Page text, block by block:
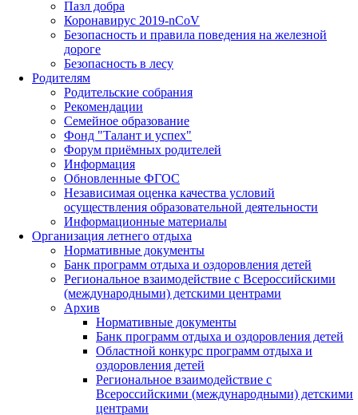
Пазл добра
Коронавирус 2019-nCoV
Безопасность и правила поведения на железной
дороге
Безопасность в лесу
Родителям
Родительские собрания
Рекомендации
Семейное образование
Фонд "Талант и успех"
Форум приёмных родителей
Информация
Обновленные ФГОС
Независимая оценка качества условий
осуществления образовательной деятельности
Информационные материалы
Организация летнего отдыха
Нормативные документы
Банк программ отдыха и оздоровления детей
Региональное взаимодействие с Всероссийскими
(международными) детскими центрами
Архив
Нормативные документы
Банк программ отдыха и оздоровления детей
Областной конкурс программ отдыха и
оздоровления детей
Региональное взаимодействие с
Всероссийскими (международными) детскими
центрами